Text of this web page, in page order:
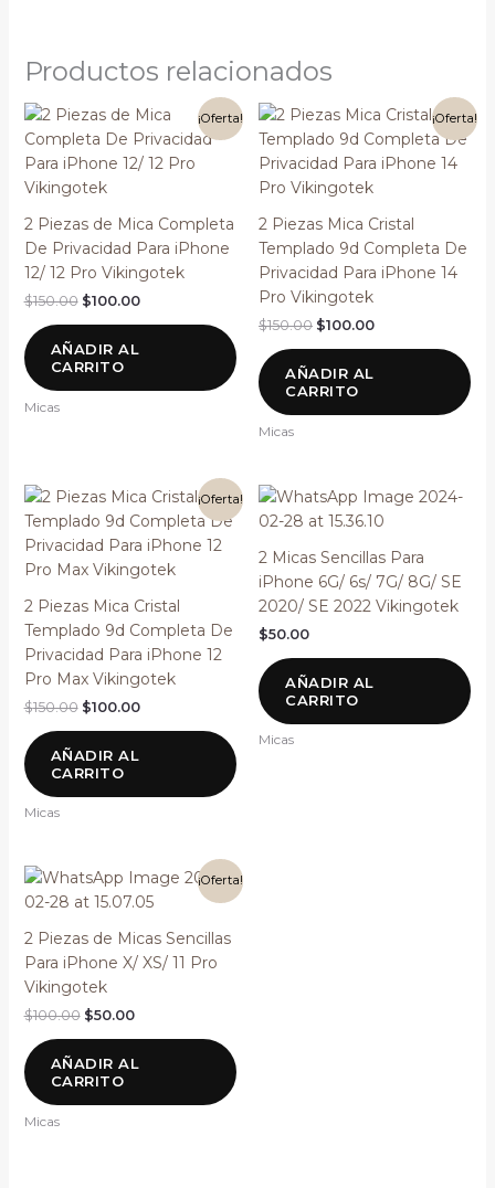
Productos relacionados
¡Oferta!
2 Piezas de Mica Completa
De Privacidad Para iPhone
12/ 12 Pro Vikingotek
$150.00
El
original
era:
$150.00.
$100.00
El
actual
es:
AÑADIR AL
CARRITO
Micas
¡Oferta!
2 Piezas Mica Cristal
Templado 9d Completa De
Privacidad Para iPhone 14
Pro Vikingotek
$150.00
El
original
era:
$150.00.
$100.00
El
actual
es:
AÑADIR AL
CARRITO
Micas
¡Oferta!
2 Piezas Mica Cristal
Templado 9d Completa De
Privacidad Para iPhone 12
Pro Max Vikingotek
$150.00
El
original
era:
$150.00.
$100.00
El
actual
es:
$100.00.
AÑADIR AL
CARRITO
Micas
2 Micas Sencillas Para
iPhone 6G/ 6s/ 7G/ 8G/ SE
2020/ SE 2022 Vikingotek
$50.00
AÑADIR AL
CARRITO
Micas
¡Oferta!
2 Piezas de Micas Sencillas
Para iPhone X/ XS/ 11 Pro
Vikingotek
$100.00
El
precio
original
$100.00.
$50.00
El
precio
actual
$50.00.
AÑADIR AL
CARRITO
Micas